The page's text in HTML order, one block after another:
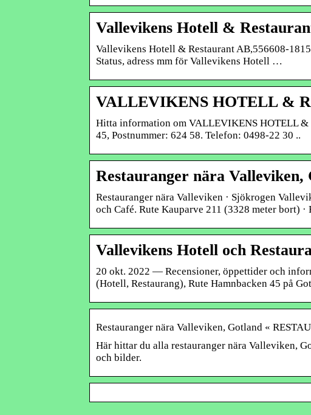
Vallevikens Hotell &
Vallevikens Hotell & Restaurant AB,556608-
Status, adress mm för Vallevikens Hotell …
VALLEVIKENS HOTELL &
Hitta information om VALLEVIKENS HOTELL &
45, Postnummer: 624 58. Telefon: 0498-22 30 ..
Restauranger nära
Restauranger nära Valleviken · Sjökrogen
och Café. Rute Kauparve 211 (3328 meter bort)
Vallevikens Hotell och
20 okt. 2022 — Recensioner, öppettider och
(Hotell, Restaurang), Rute Hamnbacken 45 på
Restauranger nära Valleviken, Gotland «
Här hittar du alla restauranger nära Valleviken,
och bilder.